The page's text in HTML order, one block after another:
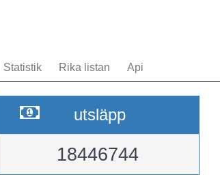
Statistik Rika listan Api
utsläpp
18446744